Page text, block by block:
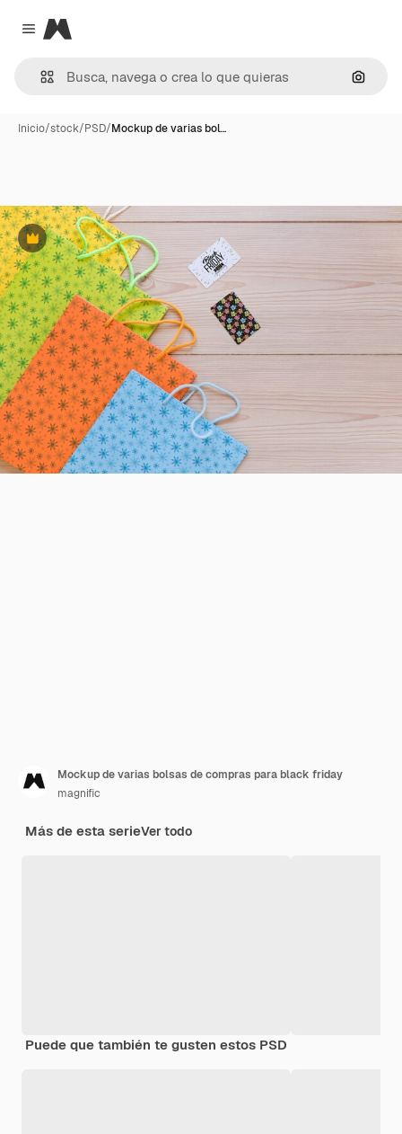
Close menu
Magnific
Inicio/stock/PSD/Mockup de varias bol…
Premium
Mockup de varias bolsas de compras para black friday
magnific
Más de esta serieVer todo
Puede que también te gusten estos PSD